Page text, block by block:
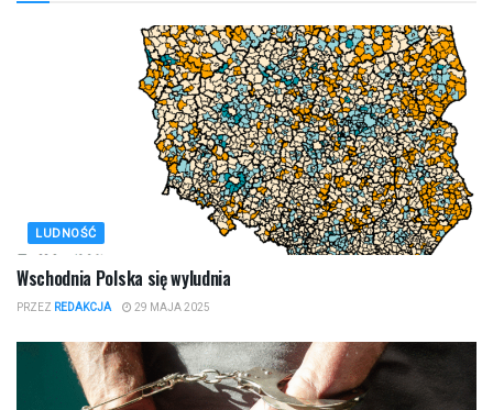
LUDNOŚĆ
Wschodnia Polska się wyludnia
PRZEZ REDAKCJA 29 MAJA 2025